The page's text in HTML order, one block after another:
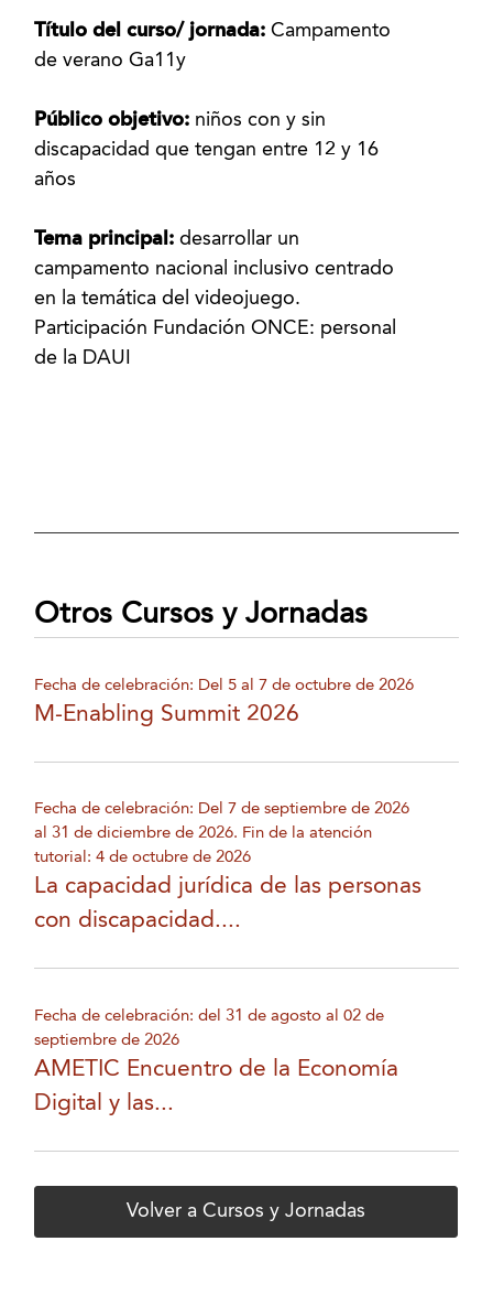
Título del curso/ jornada:Campamento
de verano Ga11y
Público objetivo: niños con y sin
discapacidad que tengan entre 12 y 16
años
Tema principal:desarrollar un
campamento nacional inclusivo centrado
en la temática del videojuego.
Participación Fundación ONCE: personal
de la DAUI
Otros Cursos y Jornadas
Fecha de celebración: Del 5 al 7 de octubre de 2026
M-Enabling Summit 2026
Fecha de celebración: Del 7 de septiembre de 2026
al 31 de diciembre de 2026. Fin de la atención
tutorial: 4 de octubre de 2026
La capacidad jurídica de las personas
con discapacidad....
Fecha de celebración: del 31 de agosto al 02 de
septiembre de 2026
AMETIC Encuentro de la Economía
Digital y las...
Volver a Cursos y Jornadas